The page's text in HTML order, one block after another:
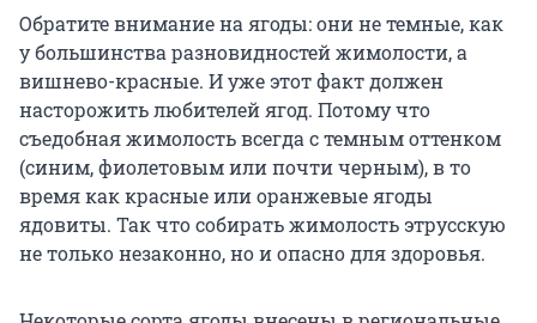
Обратите внимание на ягоды: они не темные, как
у большинства разновидностей жимолости, а
вишнево-красные. И уже этот факт должен
насторожить любителей ягод. Потому что
съедобная жимолость всегда с темным оттенком
(синим, фиолетовым или почти черным), в то
время как красные или оранжевые ягоды
ядовиты. Так что собирать жимолость этрусскую
не только незаконно, но и опасно для здоровья.